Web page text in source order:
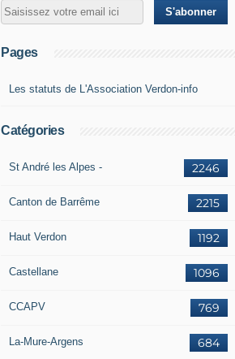
Pages
Les statuts de L'Association Verdon-info
Catégories
2246
St André les Alpes -
2215
Canton de Barrême
1192
Haut Verdon
1096
Castellane
769
CCAPV
684
La-Mure-Argens